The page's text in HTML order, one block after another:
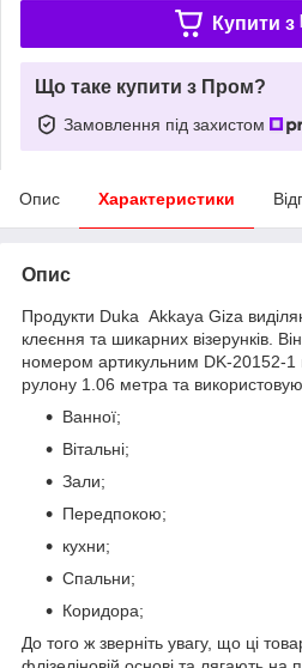
Купити з
Що таке купити з Пром?
Замовлення під захистом
Опис Характеристики
Опис
Продукти Duka Akkaya Giza
клеєння та шикарних візерунків.
номером артикульним DK-20152-1
рулону 1.06 метра та
Ванної;
Вітальні;
Зали;
Передпокою;
кухни;
Спальни;
Коридора;
До того ж зверніть увагу, що ці